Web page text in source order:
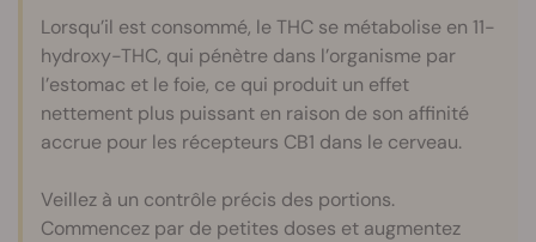
Lorsqu’il est consommé, le THC se métabolise en 11-
hydroxy-THC, qui pénètre dans l’organisme par
l’estomac et le foie, ce qui produit un effet
nettement plus puissant en raison de son affinité
accrue pour les récepteurs CB1 dans le cerveau.
Veillez à un contrôle précis des portions.
Commencez par de petites doses et augmentez